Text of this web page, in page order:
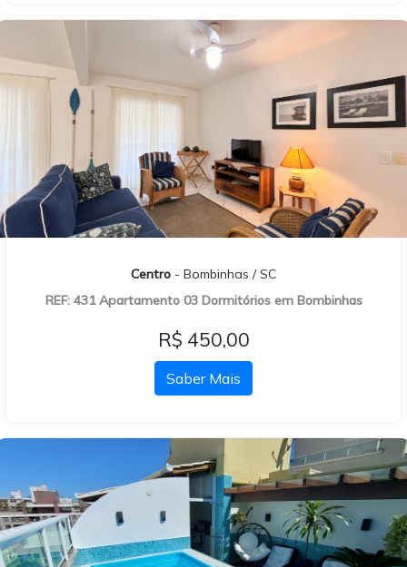
Centro - Bombinhas / SC
REF: 431 Apartamento 03 Dormitórios em Bombinhas
R$ 450,00
Saber Mais